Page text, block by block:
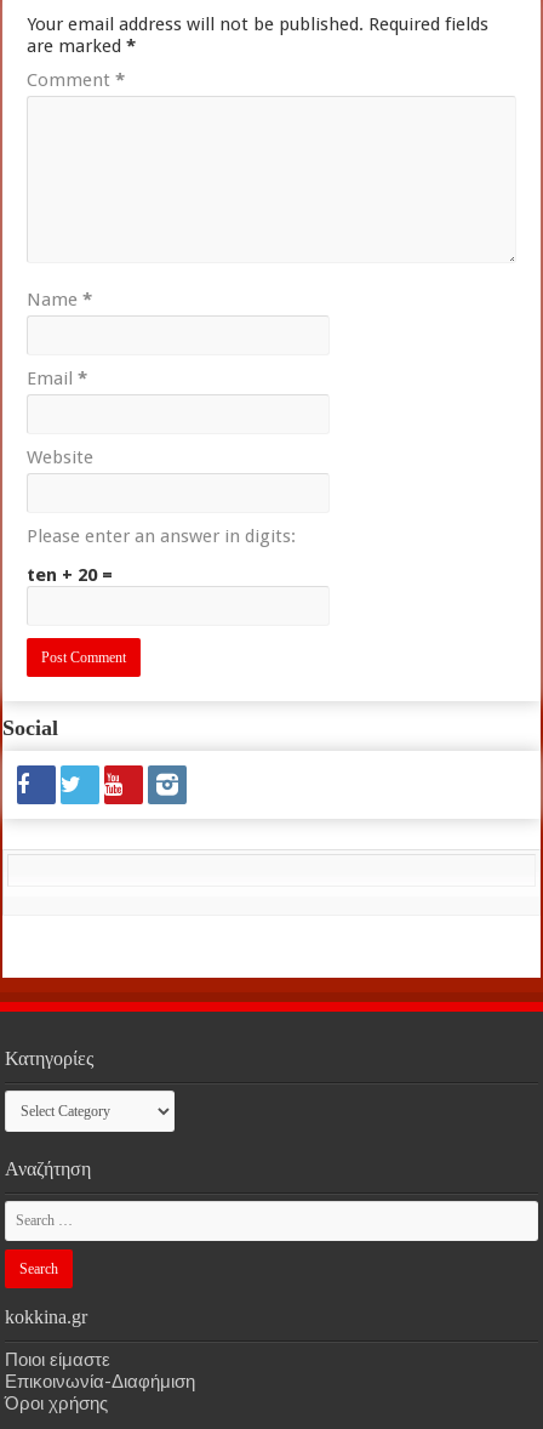
Your email address will not be published. Required fields
are marked*
Comment*
Name*
Email*
Website
Please enter an answer in digits:
ten + 20 =
Social
Κατηγορίες
Κατηγορίες
Αναζήτηση
kokkina.gr
Ποιοι είμαστε
Επικοινωνία-Διαφήμιση
Όροι χρήσης